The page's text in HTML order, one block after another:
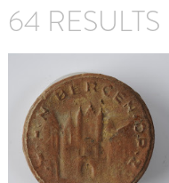
64 RESULTS